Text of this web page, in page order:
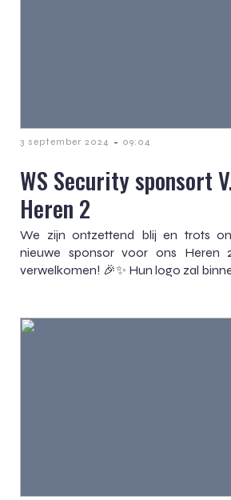
3 september 2024 - 09:04
WS Security sponsort
Heren 2
We zijn ontzettend blij en trots
nieuwe sponsor voor ons Heren
verwelkomen! 🎉✨ Hun logo zal